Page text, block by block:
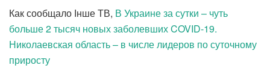
Как сообщало Інше ТВ, В Украине за сутки – чуть
больше 2 тысяч новых заболевших COVID-19.
Николаевская область – в числе лидеров по суточному
приросту